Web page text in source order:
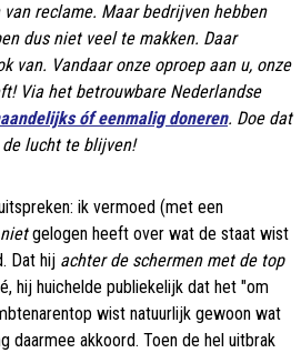
reclame. Maar bedrijven hebben
dus niet veel te makken. Daar
van. Vandaar onze oproep aan u, onze
Via het betrouwbare Nederlandse
óf eenmalig doneren. Doe dat
lucht te blijven!
ik vermoed (met een
nietgelogen heeft over wat de staat wist
Dat hij achter de schermen met de top
hij huichelde publiekelijk dat het "om
wist natuurlijk gewoon wat
daarmee akkoord. Toen de hel uitbrak